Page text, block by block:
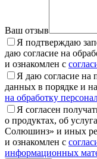
Ваш отзыв
Я подтверждаю
даю согласие на
и ознакомлен с
Я даю согласие на
данных в порядке и
на обработку
Я согласен
о продуктах, об
Солюшинз» и иных
и ознакомлен с
информационных